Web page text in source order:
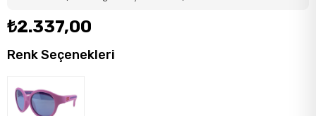
₺2.337,00
Renk Seçenekleri